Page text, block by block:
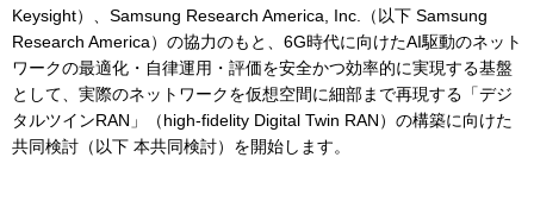
Keysight）、Samsung Research America, Inc.（以下 Samsung
Research America）の協力のもと、6G時代に向けたAI駆動のネット
ワークの最適化・自律運用・評価を安全かつ効率的に実現する基盤
として、実際のネットワークを仮想空間に細部まで再現する「デジ
タルツインRAN」（high-fidelity Digital Twin RAN）の構築に向けた
共同検討（以下 本共同検討）を開始します。